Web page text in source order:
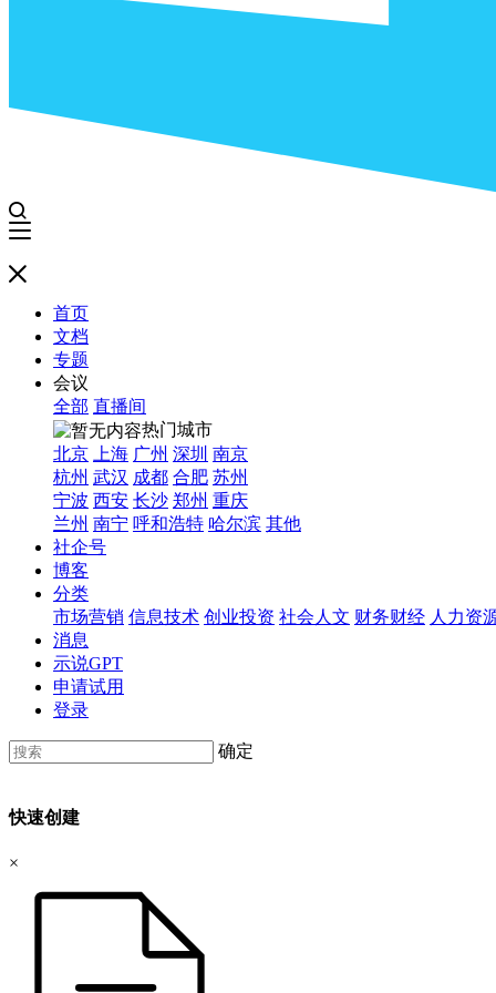
首页
文档
专题
会议
全部 直播间
热门城市
北京
上海 广州 深圳 南京
杭州 武汉 成都 合肥 苏州
宁波 西安 长沙 郑州 重庆
兰州 南宁 呼和浩特 哈尔滨 其他
社企号
博客
分类
市场营销 信息技术 创业投资 社会人文 财务财经 人力资
消息
示说GPT
申请试用
登录
确定
快速创建
×